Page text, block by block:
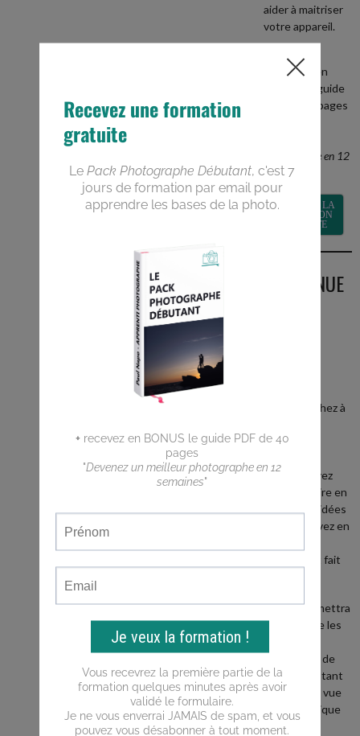
aider à maitriser
votre appareil.
recevez en
BONUS le guide
PDF de 40 pages
photographe en 12
semaines
RECEVOIR LA
FORMATION
GRATUITE
BIENVENUE
Vous cherchez à
meilleures
Vous n'arrivez
pas a traduire en
photos les idées
que vous avez en
Ce blog est fait
Il vous permettra
d'apprendre les
photo, puis de
progresser tant
du point de vue
de la technique
que de la